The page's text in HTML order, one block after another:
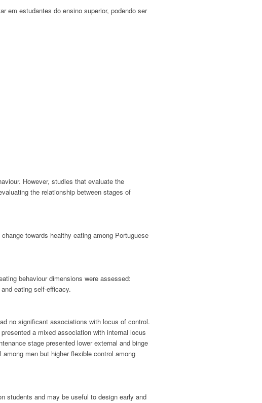
em estudantes do ensino superior, podendo ser
However, studies that evaluate the
the relationship between stages of
towards healthy eating among Portuguese
behaviour dimensions were assessed:
eating self-efficacy.
no significant associations with locus of control.
a mixed association with internal locus
stage presented lower external and binge
men but higher flexible control among
students and may be useful to design early and